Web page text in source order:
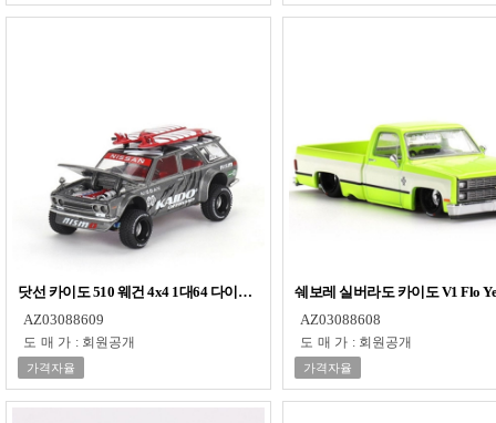
닷선 카이도 510 웨건 4x4 1대64 다이캐스트 피규어 모형 프라모델
AZ03088609
도매가 : 회원공개
가격자율
쉐보레 실버라도 카이도 V1 Flo
AZ03088608
도매가 : 회원공개
가격자율